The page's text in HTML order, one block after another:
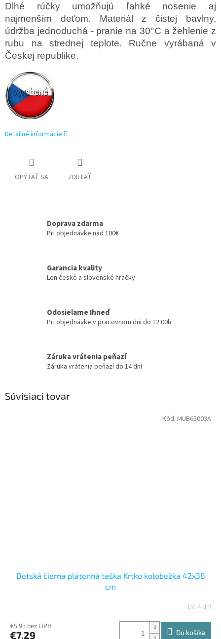
Dlhé rúčky umožňujú ľahké nosenie aj
najmenším deťom. Materiál z čistej bavlny,
údržba jednoduchá - pranie na 30°C a žehlenie z
rubu na strednej teplote. Ručne vyrábaná v
Českej republike.
Detailné informácie
OPÝTAŤ SA ZDIEĽAŤ
Doprava zdarma
Pri objednávke nad 100€
Garancia kvality
Len české a slovenské hračky
Odosielame Ihneď
Pri objednávke v pracovnom dni do 12:00h
Záruka vrátenia peňazí
Záruka vrátenia peňazí do 14 dní
Súvisiaci tovar
Detská čierna plátenná taška Krtko kolobežka 42x38
cm
Do 4 dní
€5,93 bez DPH
€7,29 Do košíka
Kód: MUB65003A